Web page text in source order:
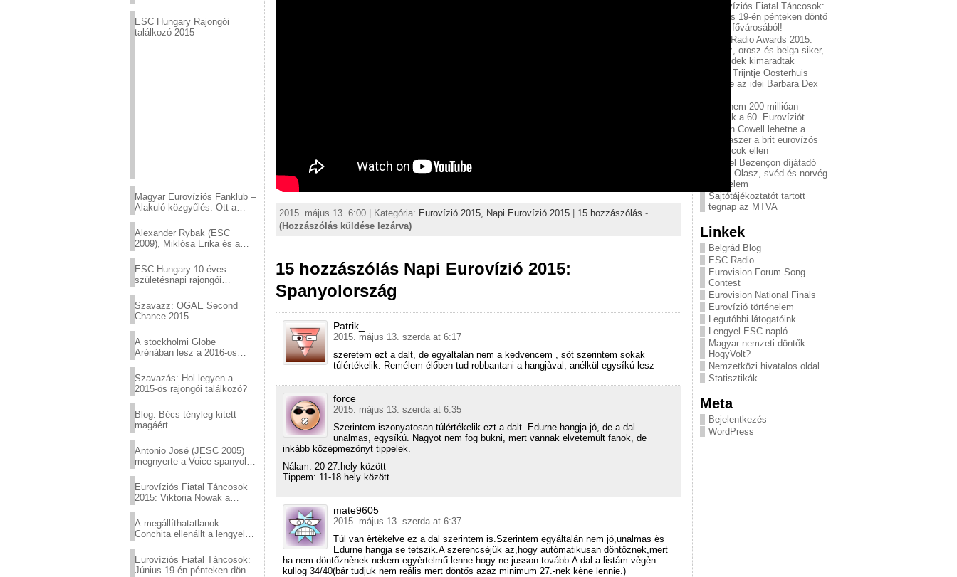
ESC Hungary Rajongói
találkozó 2015
Magyar Eurovíziós Fanklub –
Alakuló közgyűlés: Ott a
Alexander Rybak (ESC
2009), Miklósa Erika és a
sztárjai a Margitszigeten
ESC Hungary 10 éves
születésnapi rajongói
Szavazz: OGAE Second
Chance 2015
A stockholmi Globe
Arénában lesz a 2016-os
Szavazás: Hol legyen a
2015-ös rajongói találkozó?
Blog: Bécs tényleg kitett
magáért
Antonio José (JESC 2005)
megnyerte a Voice spanyol
Eurovíziós Fiatal Táncosok
2015: Viktoria Nowak a
A megállíthatatlanok:
Conchita ellenállt a lengyel
Eurovíziós Fiatal Táncosok:
Június 19-én pénteken döntő
2015. május 13. 6:00 | Kategória: Eurovízió 2015, Napi Eurovízió 2015 | 15 hozzászólás -
(Hozzászólás küldése lezárva)
15 hozzászólás Napi Eurovízió 2015:
Spanyolország
Patrik_
2015. május 13. szerda at 6:17
szeretem ezt a dalt, de egyáltalán nem a kedvencem , sőt szerintem sokak
túlértékelik. Remélem élőben tud robbantani a hangjàval, anélkül egysíkú lesz
force
2015. május 13. szerda at 6:35
Szerintem iszonyatosan túlértékelik ezt a dalt. Edurne hangja jó, de a dal
unalmas, egysíkú. Nagyot nem fog bukni, mert vannak elvetemült fanok, de
inkább középmezőnyt tippelek.
Nálam: 20-27.hely között
Tippem: 11-18.hely között
mate9605
2015. május 13. szerda at 6:37
Túl van èrtèkelve ez a dal szerintem is.Szerintem egyáltalán nem jó,unalmas ès
Edurne hangja se tetszik.A szerencsèjük az,hogy autómatikusan döntőznek,mert
ha nem döntőznènek nekem egyèrtelmű lenne hogy ne jusson tovább.A dal a listám vègèn
kullog 34/40(bár tudjuk nem reális mert döntős azaz minimum 27.-nek kène lennie.)
Eurovíziós Fiatal Táncosok:
Június 19-én pénteken döntő
a sör fővárosából!
ESC Radio Awards 2015:
Olasz, orosz és belga siker,
a svédek kimaradtak
Blog: Trijntje Oosterhuis
nyerte az idei Barbara Dex
Majdnem 200 millióan
nézték a 60. Eurovíziót
Simon Cowell lehetne a
csodaszer a brit eurovízós
kudarcok ellen
Marcel Bezençon díjátadó
2015: Olasz, svéd és norvég
győzelem
Sajtótájékoztatót tartott
tegnap az MTVA
Linkek
Belgrád Blog
ESC Radio
Eurovision Forum Song
Contest
Eurovision National Finals
Eurovízió történelem
Legutóbbi látogatóink
Lengyel ESC napló
Magyar nemzeti döntők –
HogyVolt?
Nemzetközi hivatalos oldal
Statisztikák
Meta
Bejelentkezés
WordPress